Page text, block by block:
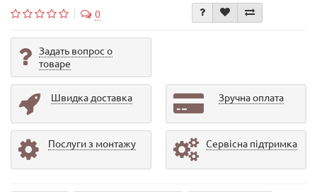
0
Задать вопрос о
товаре
Швидка доставка Зручна оплата
Послуги з монтажу Сервісна підтримка